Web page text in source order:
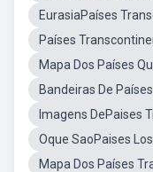
EurasiaPaíses
Países
Mapa Dos Países
Bandeiras De
Imagens DePaises
Oque SaoPaises
Mapa Dos Países